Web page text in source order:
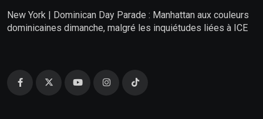
New York | Dominican Day Parade : Manhattan aux couleurs
dominicaines dimanche, malgré les inquiétudes liées à ICE